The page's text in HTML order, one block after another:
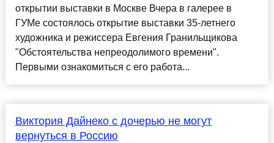
открытии выставки в Москве Вчера в галерее в
ГУМе состоялось открытие выставки 35-летнего
художника и режиссера Евгения Гранильщикова
"Обстоятельства непреодолимого времени".
Первыми ознакомиться с его работа...
Виктория Дайнеко с дочерью не могут
вернуться в Россию